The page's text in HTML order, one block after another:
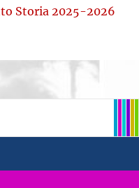
Storia 2025-2026